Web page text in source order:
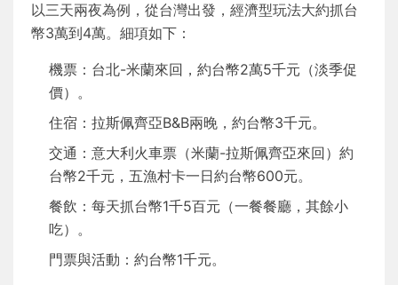
以三天兩夜為例，從台灣出發，經濟型玩法大約抓台
幣3萬到4萬。細項如下：
機票：台北-米蘭來回，約台幣2萬5千元（淡季促
價）。
住宿：拉斯佩齊亞B&B兩晚，約台幣3千元。
交通：意大利火車票（米蘭-拉斯佩齊亞來回）約
台幣2千元，五漁村卡一日約台幣600元。
餐飲：每天抓台幣1千5百元（一餐餐廳，其餘小
吃）。
門票與活動：約台幣1千元。